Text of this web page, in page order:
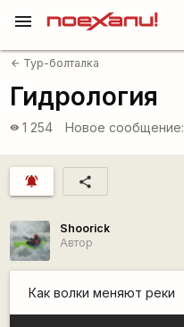
menu
arrow_back Тур-болталка
Гидрология
visibility 1 254 Новое сообщение:
notifications_active share
Shoorick
Автор
Как волки меняют реки